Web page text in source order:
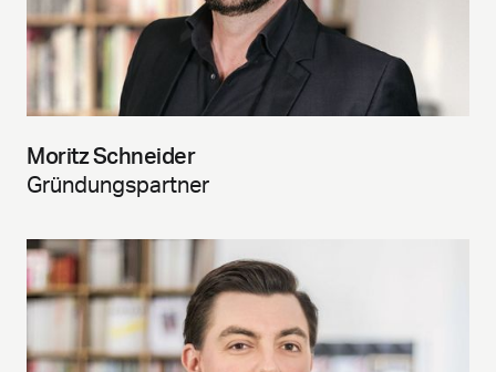
Moritz Schneider
Gründungspartner